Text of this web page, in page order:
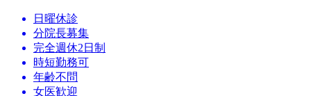
日曜休診
分院長募集
完全週休2日制
時短勤務可
年齢不問
女医歓迎